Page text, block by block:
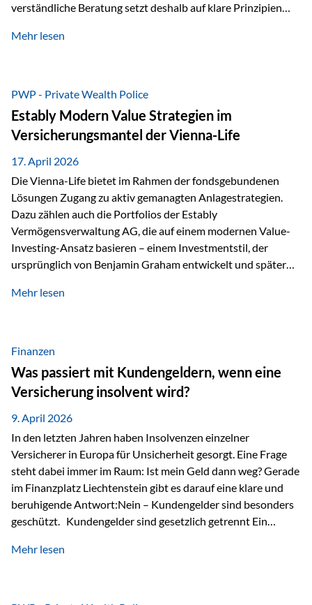
verständliche Beratung setzt deshalb auf klare Prinzipien
fünf zentrale Faktoren: eine saubere Struktur, breite
diesem Thema liefern unter anderem die praxisnahen
Ansätze von Finanzexperte Klaus Rost, der seit vielen Jahren
für eine verständliche und…
Mehr lesen
PWP - Private Wealth Police
Estably Modern Value Strategien im
Versicherungsmantel der Vienna-Life
17. April 2026
Die Vienna-Life bietet im Rahmen der fondsgebundenen
Lösungen Zugang zu aktiv gemanagten Anlagestrategien.
Dazu zählen auch die Portfolios der Estably
Vermögensverwaltung AG, die auf einem modernen Value-
Investing-Ansatz basieren – einem Investmentstil, der
ursprünglich von Benjamin Graham entwickelt und später
Modernes Value Investing als Grundlage Der
Fokus stehen Unternehmen, deren Börsenkurs unter ihrem
inneren Wert liegt. Neben klassischen
Bewertungskennzahlen werden auch qualitative Faktoren
wie Geschäftsmodell, Wettbewerbsvorteile und
Managementqualität…
Mehr lesen
Finanzen
Was passiert mit Kundengeldern, wenn eine
Versicherung insolvent wird?
9. April 2026
In den letzten Jahren haben Insolvenzen einzelner
Versicherer in Europa für Unsicherheit gesorgt. Eine Frage
steht dabei immer im Raum: Ist mein Geld dann weg? Gerade
im Finanzplatz Liechtenstein gibt es darauf eine klare und
beruhigende Antwort:Nein – Kundengelder sind besonders
geschützt. Kundengelder sind gesetzlich getrennt Ein
sogenannte Sondermasse. Das bedeutet:Die
Mehr lesen